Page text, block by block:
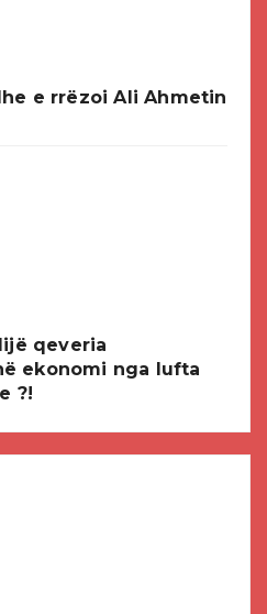
e rrëzoi Ali Ahmetin
qeveria
ekonomi nga lufta
?!